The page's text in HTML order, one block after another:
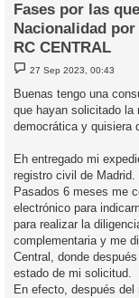
Fases por las
Nacionalidad
RC CENTRAL
M
e
s
a
e
27 Sep 2023, 00:43
Buenas tengo una
que hayan solicitado la
democrática y quisiera
Eh entregado mi
registro civil de Madrid.
Pasados 6 meses me
electrónico para
para realizar la
complementaria y me
Central, donde
estado de mi solicitud.
En efecto, después